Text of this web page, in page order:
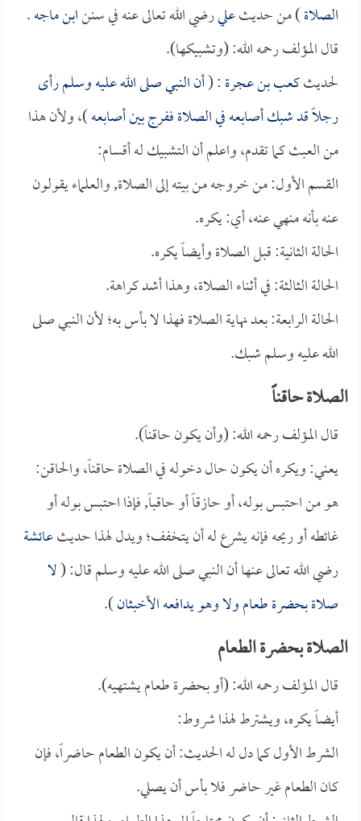
الصلاة) من حديثعليرضي الله تعالى عنه في سننابن ماجه.
قال المؤلف رحمه الله: (وتشبيكها).
لحديثكعب بن عجرة: (أن النبي صلى الله عليه وسلم رأى
رجلاً قد شبك أصابعه في الصلاة ففرج بين أصابعه)، ولأن هذا
من العبث كما تقدم، واعلم أن التشبيك له أقسام:
القسم الأول: من خروجه من بيته إلى الصلاة, والعلماء يقولون
عنه بأنه منهي عنه، أي: يكره.
الحالة الثانية: قبل الصلاة وأيضاً يكره.
الحالة الثالثة: في أثناء الصلاة، وهذا أشد كراهة.
الحالة الرابعة: بعد نهاية الصلاة فهذا لا بأس به؛ لأن النبي صلى
الله عليه وسلم شبك.
الصلاة حاقناً
قال المؤلف رحمه الله: (وأن يكون حاقناً).
يعني: ويكره أن يكون حال دخوله في الصلاة حاقناً، والحاقن:
هو من احتبس بوله، أو حازقاً أو حاقباً, فإذا احتبس بوله أو
غائطه أو ريحه فإنه يشرع له أن يتخفف؛ ويدل لهذا حديثعائشة
رضي الله تعالى عنها أن النبي صلى الله عليه وسلم قال: (لا
صلاة بحضرة طعام ولا وهو يدافعه الأخبثان).
الصلاة بحضرة الطعام
قال المؤلف رحمه الله: (أو بحضرة طعام يشتهيه).
أيضاً يكره، ويشترط لهذا شروط:
الشرط الأول كما دل له الحديث: أن يكون الطعام حاضراً، فإن
كان الطعام غير حاضر فلا بأس أن يصلي.